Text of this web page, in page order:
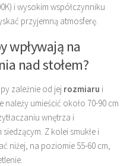
i wysokim współczynniku
przyjemną atmosferę.
wpływają na
nad stołem?
zależnie od jej rozmiaru i
należy umieścić około 70-90 cm
wnętrza i
Z kolei smukłe i
niżej, na poziomie 55-60 cm,